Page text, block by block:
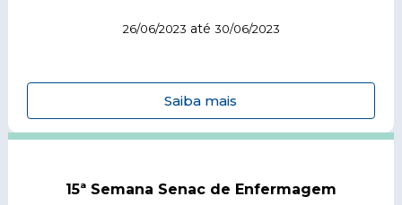
26/06/2023 até 30/06/2023
Saiba mais
15ª Semana Senac de Enfermagem